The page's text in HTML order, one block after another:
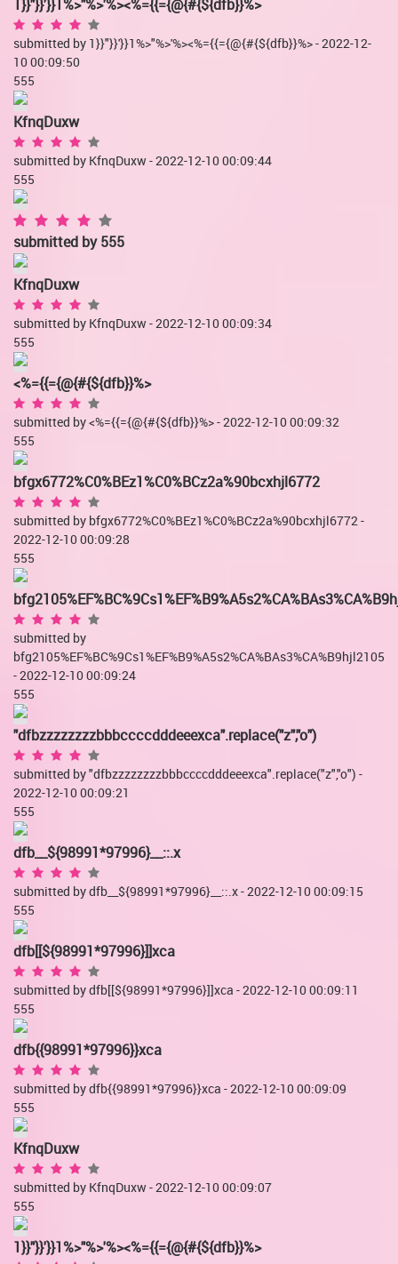
1}}"}}'}}1%>"%>'%><%={{={@{#{${dfb}}%>
submitted by 1}}"}}'}}1%>"%>'%><%={{={@{#{${dfb}}%> - 2022-12-
10 00:09:50
555
KfnqDuxw
submitted by KfnqDuxw - 2022-12-10 00:09:44
555
submitted by555
KfnqDuxw
submitted by KfnqDuxw - 2022-12-10 00:09:34
555
<%={{={@{#{${dfb}}%>
submitted by <%={{={@{#{${dfb}}%> - 2022-12-10 00:09:32
555
bfgx6772%C0%BEz1%C0%BCz2a%90bcxhjl6772
submitted by bfgx6772%C0%BEz1%C0%BCz2a%90bcxhjl6772 -
2022-12-10 00:09:28
555
submitted by
bfg2105%EF%BC%9Cs1%EF%B9%A5s2%CA%BAs3%CA%B9hjl2105
- 2022-12-10 00:09:24
555
"dfbzzzzzzzzbbbccccdddeeexca".replace("z","o")
submitted by "dfbzzzzzzzzbbbccccdddeeexca".replace("z","o") -
2022-12-10 00:09:21
555
dfb__${98991*97996}__::.x
submitted by dfb__${98991*97996}__::.x - 2022-12-10 00:09:15
555
dfb[[${98991*97996}]]xca
submitted by dfb[[${98991*97996}]]xca - 2022-12-10 00:09:11
555
dfb{{98991*97996}}xca
submitted by dfb{{98991*97996}}xca - 2022-12-10 00:09:09
555
KfnqDuxw
submitted by KfnqDuxw - 2022-12-10 00:09:07
555
1}}"}}'}}1%>"%>'%><%={{={@{#{${dfb}}%>